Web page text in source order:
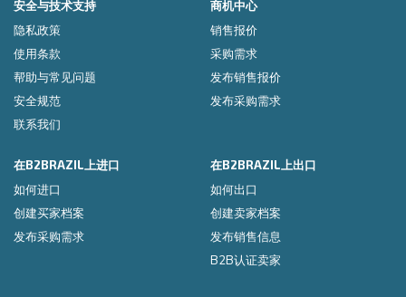
安全与技术支持
隐私政策
使用条款
帮助与常见问题
安全规范
联系我们
商机中心
销售报价
采购需求
发布销售报价
发布采购需求
在B2BRAZIL上进口
如何进口
创建买家档案
发布采购需求
在B2BRAZIL上出口
如何出口
创建卖家档案
发布销售信息
B2B认证卖家